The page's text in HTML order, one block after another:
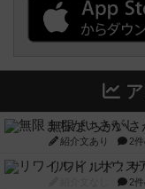
無限まちがいさ
紹介文あり 2
リワイルド：サ
2